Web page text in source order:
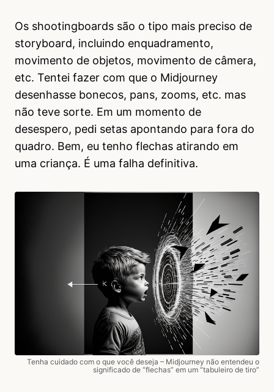
Os shootingboards são o tipo mais preciso de
storyboard, incluindo enquadramento,
movimento de objetos, movimento de câmera,
etc. Tentei fazer com que o Midjourney
desenhasse bonecos, pans, zooms, etc. mas
não teve sorte. Em um momento de
desespero, pedi setas apontando para fora do
quadro. Bem, eu tenho flechas atirando em
uma criança. É uma falha definitiva.
Tenha cuidado com o que você deseja – Midjourney não entendeu o
significado de “flechas” em um “tabuleiro de tiro”